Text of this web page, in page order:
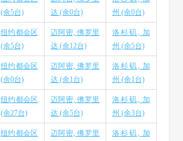
(余5台)
达 (余0台)
州 (余0台)
纽约都会区
(余5台)
迈阿密, 佛罗里
达 (余12台)
洛杉矶, 加
州 (余5台)
纽约都会区
(余0台)
迈阿密, 佛罗里
达 (余1台)
洛杉矶, 加
州 (余1台)
纽约都会区
(余27台)
迈阿密, 佛罗里
达 (余5台)
洛杉矶, 加
州 (余3台)
纽约都会区
迈阿密, 佛罗里
洛杉矶, 加